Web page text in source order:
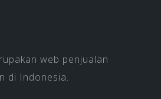
web penjualan
di Indonesia.